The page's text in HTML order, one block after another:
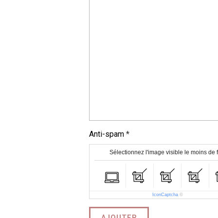
Anti-spam
Sélectionnez l'image visible le moins de
IconCaptcha ©